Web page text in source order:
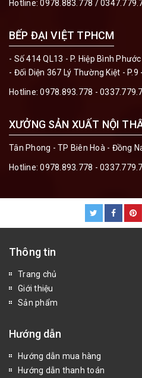
Hotline:0978.883.778 /
BẾP ĐẠI VIỆT TPHCM
- Số 414 QL13 - P. Hiệp Bình
- Đối Diện 367 Lý Thường Kiệt - P.9
Hotline:0978.893.778 -
XƯỞNG SẢN XUẤT NỘI
Tân Phong - TP Biên Hoà - Đồng
Hotline:0978.893.778 -
Thông tin
Trang chủ
Giới thiệu
Sản phẩm
Hướng dẫn
Hướng dẫn mua hàng
Hướng dẫn thanh toán